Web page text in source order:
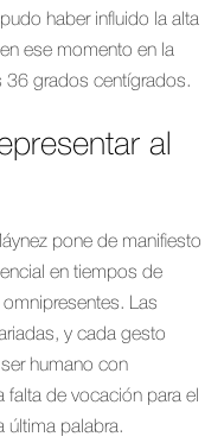
haber influido la alta
ese momento en la
36 grados centígrados.
al
pone de manifiesto
en tiempos de
Las
y cada gesto
humano con
de vocación para el
última palabra.